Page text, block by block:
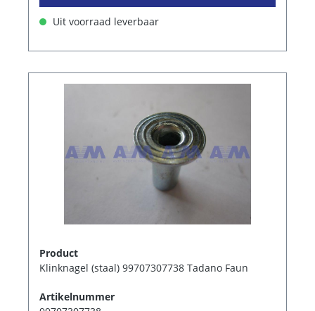
Uit voorraad leverbaar
Product
Klinknagel (staal) 99707307738 Tadano Faun
Artikelnummer